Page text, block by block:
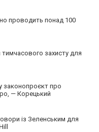
проводить понад 100
захисту для
законопроєкт про
— Корецький
із Зеленським для